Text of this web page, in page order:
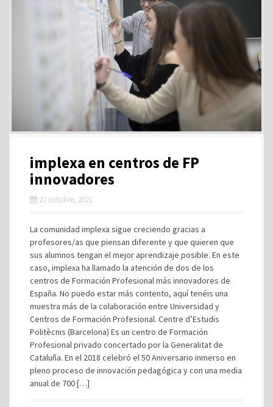
implexa en centros de FP
innovadores
27 octubre, 2021
La comunidad implexa sigue creciendo gracias a
profesores/as que piensan diferente y que quieren que
sus alumnos tengan el mejor aprendizaje posible. En este
caso, implexa ha llamado la atención de dos de los
centros de Formación Profesional más innovadores de
España. No puedo estar más contento, aquí tenéis una
muestra más de la colaboración entre Universidad y
Centros de Formación Profesional. Centre d’Estudis
Politècnis (Barcelona) Es un centro de Formación
Profesional privado concertado por la Generalitat de
Cataluña. En el 2018 celebró el 50 Aniversario inmerso en
pleno proceso de innovación pedagógica y con una media
anual de 700 […]